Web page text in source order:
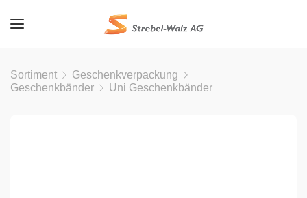
Sortiment
Geschenkverpackung
Geschenkbänder
Uni Geschenkbänder